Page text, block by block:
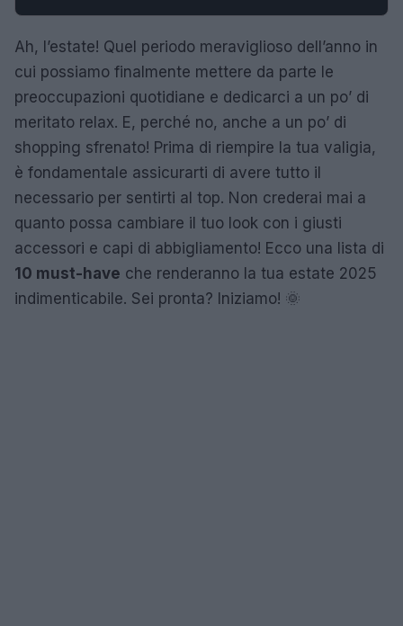
Ah, l’estate! Quel periodo meraviglioso dell’anno in
cui possiamo finalmente mettere da parte le
preoccupazioni quotidiane e dedicarci a un po’ di
meritato relax. E, perché no, anche a un po’ di
shopping sfrenato! Prima di riempire la tua valigia,
è fondamentale assicurarti di avere tutto il
necessario per sentirti al top. Non crederai mai a
quanto possa cambiare il tuo look con i giusti
accessori e capi di abbigliamento! Ecco una lista di
10 must-have che renderanno la tua estate 2025
indimenticabile. Sei pronta? Iniziamo! 🌞